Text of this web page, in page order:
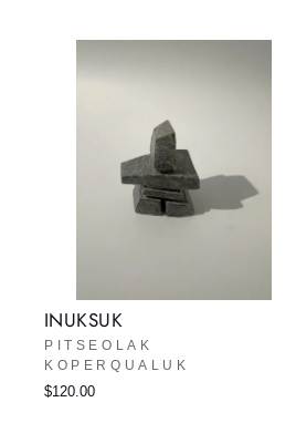
INUKSUK
PITSEOLAK
KOPERQUALUK
$120.00